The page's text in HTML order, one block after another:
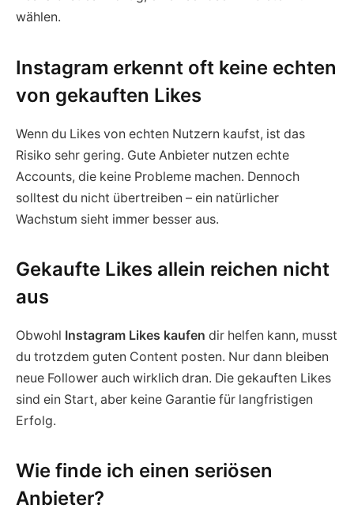
wählen.
Instagram erkennt oft keine echten
von gekauften Likes
Wenn du Likes von echten Nutzern kaufst, ist das
Risiko sehr gering. Gute Anbieter nutzen echte
Accounts, die keine Probleme machen. Dennoch
solltest du nicht übertreiben – ein natürlicher
Wachstum sieht immer besser aus.
Gekaufte Likes allein reichen nicht
aus
Obwohl Instagram Likes kaufen dir helfen kann, musst
du trotzdem guten Content posten. Nur dann bleiben
neue Follower auch wirklich dran. Die gekauften Likes
sind ein Start, aber keine Garantie für langfristigen
Erfolg.
Wie finde ich einen seriösen
Anbieter?